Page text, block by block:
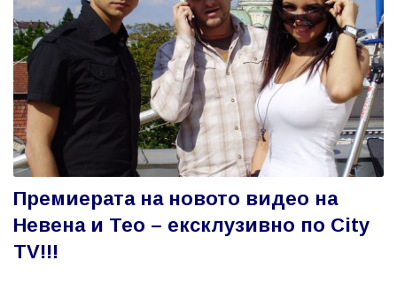
Премиерата на новото видео на
Невена и Тео – ексклузивно по City
TV!!!